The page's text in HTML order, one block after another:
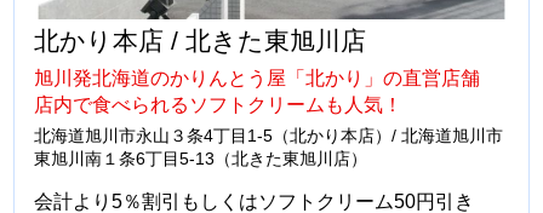
北かり本店 / 北きた東旭川店
旭川発北海道のかりんとう屋「北かり」の直営店舗
店内で食べられるソフトクリームも人気！
北海道旭川市永山３条4丁目1-5（北かり本店）/ 北海道旭川市
東旭川南１条6丁目5-13（北きた東旭川店）
会計より5％割引もしくはソフトクリーム50円引き